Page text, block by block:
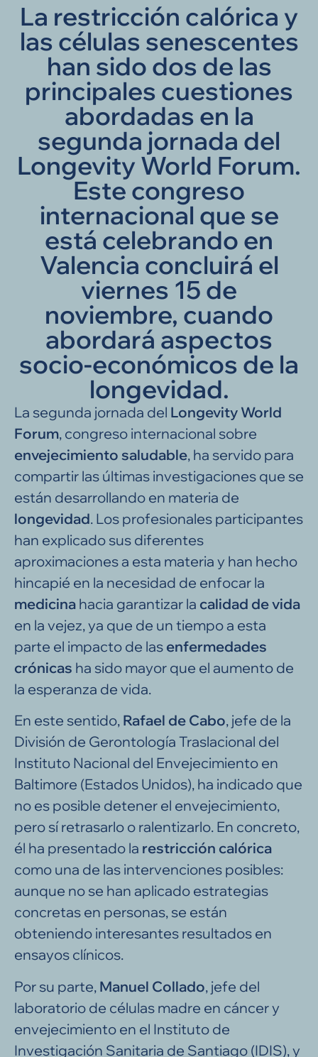
La restricción calórica y
las células senescentes
han sido dos de las
principales cuestiones
abordadas en la
segunda jornada del
Longevity World Forum.
Este congreso
internacional que se
está celebrando en
Valencia concluirá el
viernes 15 de
noviembre, cuando
abordará aspectos
socio-económicos de la
longevidad.
La segunda jornada del Longevity World
Forum, congreso internacional sobre
envejecimiento saludable, ha servido para
compartir las últimas investigaciones que se
están desarrollando en materia de
longevidad. Los profesionales participantes
han explicado sus diferentes
aproximaciones a esta materia y han hecho
hincapié en la necesidad de enfocar la
medicina hacia garantizar la calidad de vida
en la vejez, ya que de un tiempo a esta
parte el impacto de las enfermedades
crónicas ha sido mayor que el aumento de
la esperanza de vida.
En este sentido, Rafael de Cabo, jefe de la
División de Gerontología Traslacional del
Instituto Nacional del Envejecimiento en
Baltimore (Estados Unidos), ha indicado que
no es posible detener el envejecimiento,
pero sí retrasarlo o ralentizarlo. En concreto,
él ha presentado la restricción calórica
como una de las intervenciones posibles:
aunque no se han aplicado estrategias
concretas en personas, se están
obteniendo interesantes resultados en
ensayos clínicos.
Por su parte, Manuel Collado, jefe del
laboratorio de células madre en cáncer y
envejecimiento en el Instituto de
Investigación Sanitaria de Santiago (IDIS), y